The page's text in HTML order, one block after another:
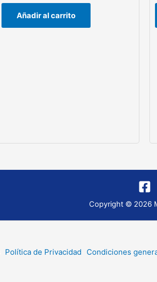
Añadir al carrito
Copyright © 2026
Política de Privacidad Condiciones